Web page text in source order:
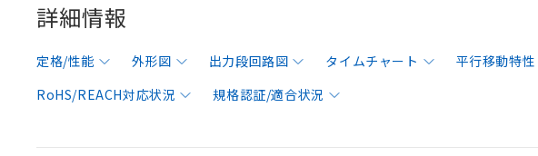
詳細情報
定格/性能 外形図 出力段回路図 タイムチャート 平行移動特性
RoHS/REACH対応状況
規格認証/適合状況